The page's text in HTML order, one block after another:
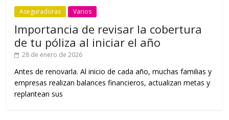
Aseguradoras Varios
Importancia de revisar la cobertura
de tu póliza al iniciar el año
28 de enero de 2026
Antes de renovarla. Al inicio de cada año, muchas familias y
empresas realizan balances financieros, actualizan metas y
replantean sus